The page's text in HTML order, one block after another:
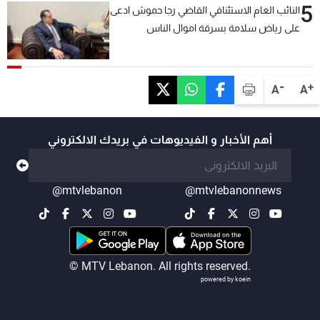
A+
A-
5النائب العام الاستئنافي القاضي رجا حموش ادعى
على رياض سلامة بسرقة اموال الناس
أهم الأخبار و الفيديوهات في بريدك الالكتروني
@mtvlebanonnews
@mtvlebanon
© MTV Lebanon. All rights reserved.
powered by koein